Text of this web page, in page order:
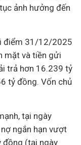
ảnh hưởng đến
điểm 31/12/2025
mặt và tiền gửi
trả hơn 16.239 tỷ
tỷ đồng. Vốn chủ
tại ngày
ngắn hạn vượt
đồng (tại ngày